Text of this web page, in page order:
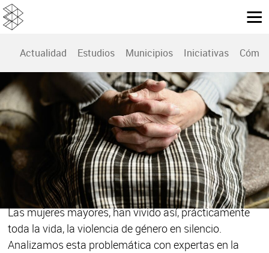
Actualidad Estudios Municipios Iniciativas Cómo
VIOLENCIA DE GÉNERO
¿Por qué la violencia de género en mujeres
mayores es más invisible?
Han soportado décadas de malos tratos de todo tipo:
físicos, psicológicos y, en ocasiones, hasta sexuales.
No han tenido independencia económica ni recursos.
Las mujeres mayores, han vivido así, prácticamente
toda la vida, la violencia de género en silencio.
Analizamos esta problemática con expertas en la